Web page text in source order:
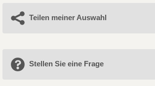
Teilen meiner Auswahl
Stellen Sie eine Frage